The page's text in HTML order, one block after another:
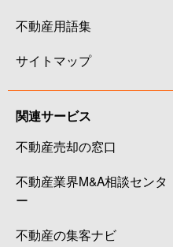
不動産用語集
サイトマップ
関連サービス
不動産売却の窓口
不動産業界M&A相談センタ
ー
不動産の集客ナビ